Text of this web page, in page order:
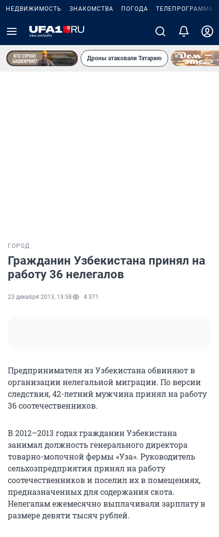
НЕДВИЖИМОСТЬ ЗНАКОМСТВА ПОГОДА ТЕЛЕПРОГРАММА
Дроны атаковали Татарию
ГОРОД
Гражданин Узбекистана принял на
работу 36 нелегалов
23 декабря 2013, 13:58 4 371
Предпринимателя из Узбекистана обвиняют в
организации нелегальной миграции. По версии
следствия, 42-летний мужчина принял на работу
36 соотечественников.
В 2012–2013 годах гражданин Узбекистана
занимал должность генерального директора
товарно-молочной фермы «Уза». Руководитель
сельхозпредприятия принял на работу
соотечественников и поселил их в помещениях,
предназначенных для содержания скота.
Нелегалам ежемесячно выплачивали зарплату в
размере девяти тысяч рублей.